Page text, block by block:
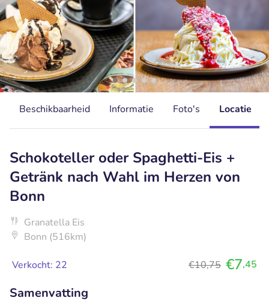
Beschikbaarheid Informatie Foto's Locatie
Schokoteller oder Spaghetti-Eis +
Getränk nach Wahl im Herzen von
Bonn
Granatella Eis
Bonn (516km)
Verkocht: 22 €10,75 €7,45
Samenvatting